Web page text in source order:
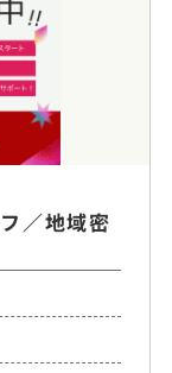
／地域密